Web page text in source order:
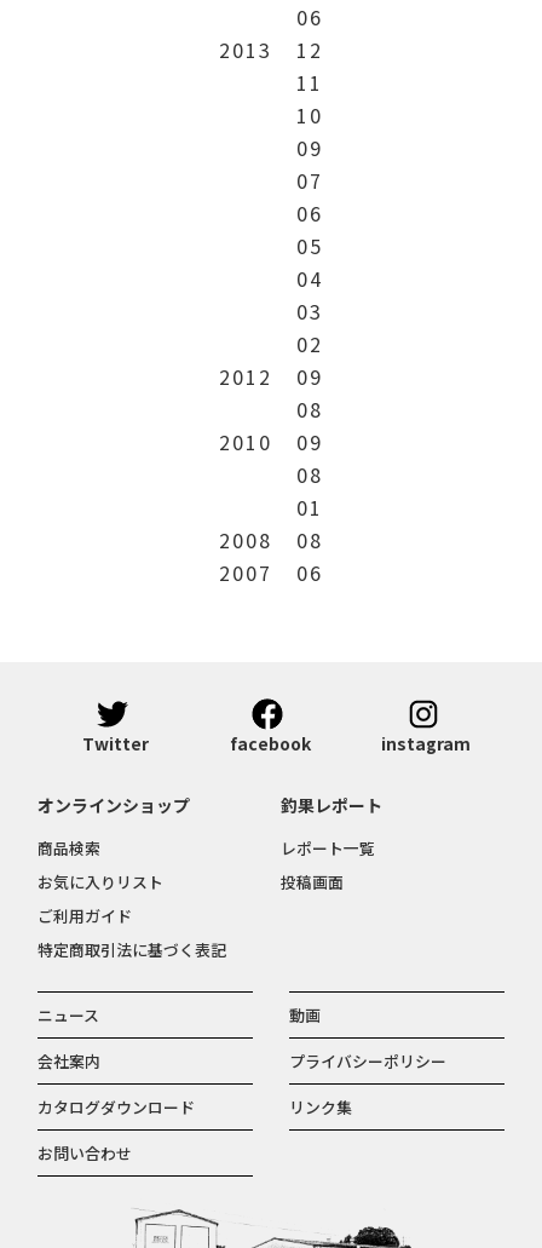
06
2013
12
11
10
09
07
06
05
04
03
02
2012
09
08
2010
09
08
01
2008
08
2007
06
Twitter facebook instagram
ニュース
動画
会社案内
プライバシーポリシー
カタログダウンロード
リンク集
お問い合わせ
オンラインショップ
商品検索
お気に入りリスト
ご利用ガイド
特定商取引法に基づく表記
釣果レポート
レポート一覧
投稿画面